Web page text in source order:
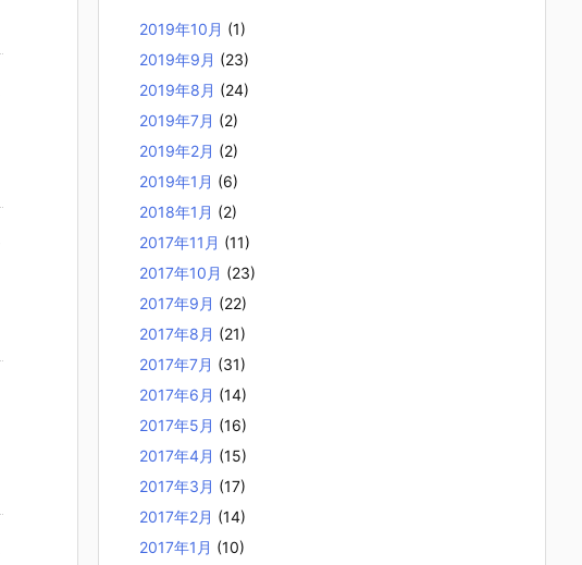
2019年10月 (1)
2019年9月 (23)
2019年8月 (24)
2019年7月 (2)
2019年2月 (2)
2019年1月 (6)
2018年1月 (2)
2017年11月 (11)
2017年10月 (23)
2017年9月 (22)
2017年8月 (21)
2017年7月 (31)
2017年6月 (14)
2017年5月 (16)
2017年4月 (15)
2017年3月 (17)
2017年2月 (14)
2017年1月 (10)